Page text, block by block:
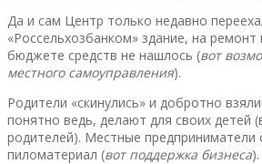
Да и сам Центр только недавно
«Россельхозбанком» здание, на
бюджете средств не нашлось (вот
местного самоуправления).
Родители «скинулись» и добротно
понятно ведь, делают для своих детей
родителей). Местные предприниматели
пиломатериал (вот поддержка бизнеса).